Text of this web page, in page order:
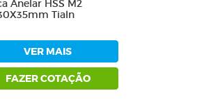
Anelar HSS M2
Tialn
VER MAIS
FAZER COTAÇÃO